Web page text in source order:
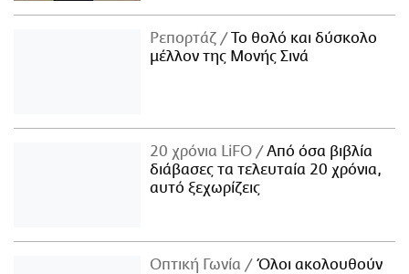
Ρεπορτάζ
Το θολό και δύσκολο
μέλλον της Μονής Σινά
20 χρόνια LiFO
Από όσα βιβλία
διάβασες τα τελευταία 20 χρόνια,
αυτό ξεχωρίζεις
Οπτική Γωνία Όλοι ακολουθούν